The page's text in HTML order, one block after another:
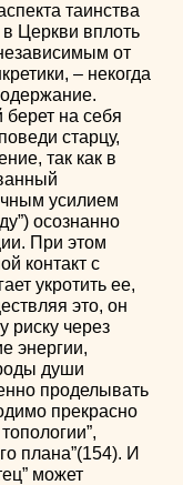
таинства
Церкви вплоть
от
– некогда
на себя
старцу,
так как в
усилием
осознанно
При этом
контакт с
укротить ее,
это, он
риску через
энергии,
души
проделывать
прекрасно
плана”(154). И
может